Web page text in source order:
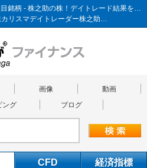
とれまがファイナンス - デイトレ注目銘柄 - 株之助の株！デイトレード結果を頻繁に公開するブログ
リスマデイトレーダー株之助…
画像
動画
ング ブログ
CFD 経済指標